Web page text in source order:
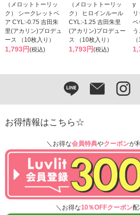
（メロットトーリッ
ク） シークレットベ
ア CYL:-0.75 吉田朱
里(アカリン)プロデュ
ース （10枚入り）
1,793円(税込)
（メロットトーリッ
ク） ヒロインルール
CYL:-1.25 吉田朱里
(アカリン)プロデュー
ス （10枚入り）
1,793円(税込)
y
ベ
お得情報はこちら☆
＼お得な会員特典やクーポンが
＼お得な10％OFFクーポン